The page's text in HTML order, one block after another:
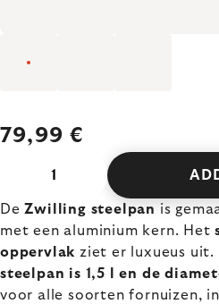
79,99 €
DeZwilling steelpan is
met een aluminium kern. Het
oppervlak ziet er luxueus
steelpan is 1,5 l en de
voor alle soorten fornuizen,